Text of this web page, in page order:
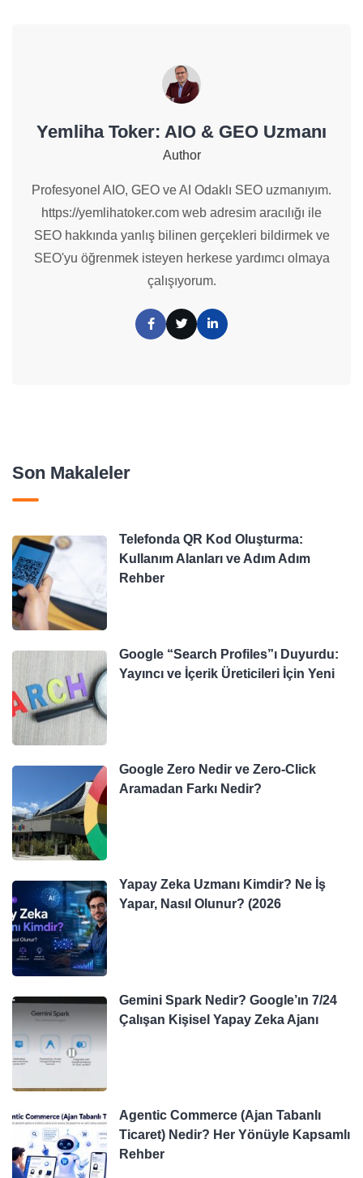
Yemliha Toker: AIO & GEO Uzmanı
Author
Profesyonel AIO, GEO ve AI Odaklı SEO uzmanıyım.
https://yemlihatoker.com web adresim aracılığı ile
SEO hakkında yanlış bilinen gerçekleri bildirmek ve
SEO'yu öğrenmek isteyen herkese yardımcı olmaya
çalışıyorum.
Son Makaleler
Telefonda QR Kod Oluşturma:
Kullanım Alanları ve Adım Adım
Rehber
Google “Search Profiles”ı Duyurdu:
Yayıncı ve İçerik Üreticileri İçin Yeni
Google Zero Nedir ve Zero-Click
Aramadan Farkı Nedir?
Yapay Zeka Uzmanı Kimdir? Ne İş
Yapar, Nasıl Olunur? (2026
Gemini Spark Nedir? Google’ın 7/24
Çalışan Kişisel Yapay Zeka Ajanı
Agentic Commerce (Ajan Tabanlı
Ticaret) Nedir? Her Yönüyle Kapsamlı
Rehber